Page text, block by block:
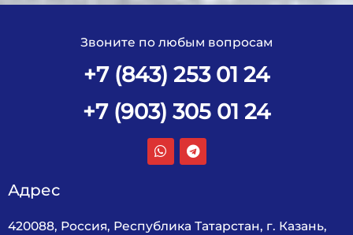
Звоните по любым вопросам
+7 (843) 253 01 24
+7 (903) 305 01 24
Адрес
420088, Россия, Республика Татарстан, г. Казань,